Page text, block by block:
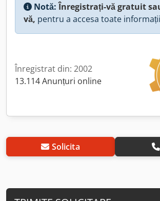
Notă:Înregistrați-vă gratuit
vă, pentru a accesa toate
Înregistrat din: 2002
13.114 Anunțuri online
Solicita